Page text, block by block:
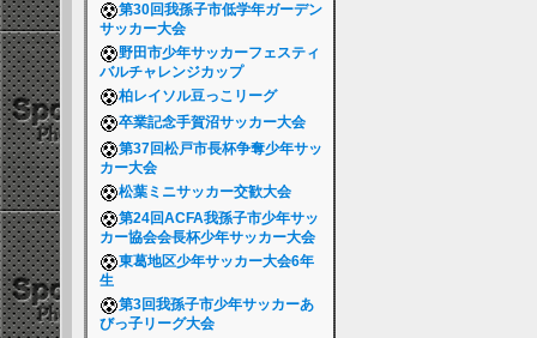
第30回我孫子市低学年ガーデン
サッカー大会
野田市少年サッカーフェスティ
バルチャレンジカップ
柏レイソル豆っこリーグ
卒業記念手賀沼サッカー大会
第37回松戸市長杯争奪少年サッ
カー大会
松葉ミニサッカー交歓大会
第24回ACFA我孫子市少年サッ
カー協会会長杯少年サッカー大会
東葛地区少年サッカー大会6年
生
第3回我孫子市少年サッカーあ
びっ子リーグ大会